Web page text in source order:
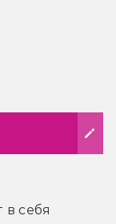
в себя